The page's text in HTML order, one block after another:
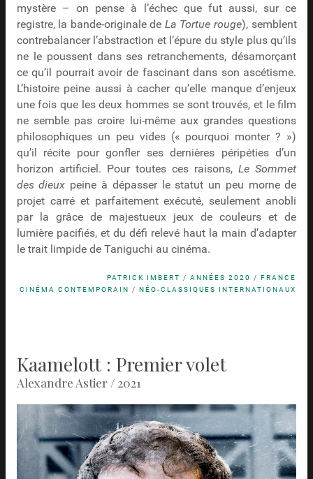
mystère – on pense à l’échec que fut aussi, sur ce
registre, la bande-originale de La Tortue rouge), semblent
contrebalancer l’abstraction et l’épure du style plus qu’ils
ne le poussent dans ses retranchements, désamorçant
ce qu’il pourrait avoir de fascinant dans son ascétisme.
L’histoire peine aussi à cacher qu’elle manque d’enjeux
une fois que les deux hommes se sont trouvés, et le film
ne semble pas croire lui-même aux grandes questions
philosophiques un peu vides (« pourquoi monter ? »)
qu’il récite pour gonfler ses dernières péripéties d’un
horizon artificiel. Pour toutes ces raisons,Le Sommet
des dieux peine à dépasser le statut un peu morne de
projet carré et parfaitement exécuté, seulement anobli
par la grâce de majestueux jeux de couleurs et de
lumière pacifiés, et du défi relevé haut la main d’adapter
le trait limpide de Taniguchi au cinéma.
PATRICK IMBERT /ANNÉES 2020 /FRANCE
CINÉMA CONTEMPORAIN /NÉO-CLASSIQUES INTERNATIONAUX
Kaamelott : Premier volet
Alexandre Astier / 2021